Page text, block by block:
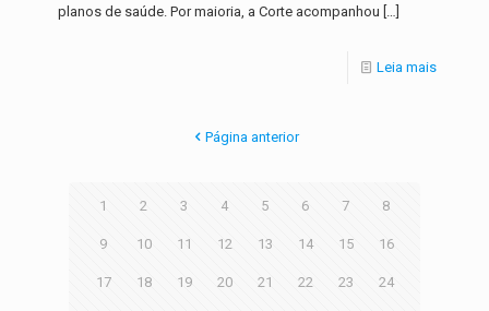
planos de saúde. Por maioria, a Corte acompanhou […]
Leia mais
Página anterior
1 2 3 4 5 6 7 8
9 10 11 12 13 14 15 16
17 18 19 20 21 22 23 24